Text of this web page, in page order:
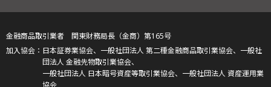
金融商品取引業者 関東財務局長（金商）第165号
日本証券業協会、一般社団法人 第二種金融商品取引業協会、一般社
団法人 金融先物取引業協会、
一般社団法人 日本暗号資産等取引業協会、一般社団法人 資産運用業
協会